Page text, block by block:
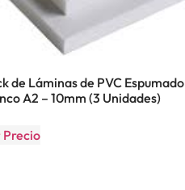
de Láminas de PVC Espumado
A2 – 10mm (3 Unidades)
Precio